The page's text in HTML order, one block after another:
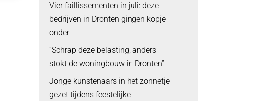
Vier faillissementen in juli: deze
bedrijven in Dronten gingen kopje
onder
“Schrap deze belasting, anders
stokt de woningbouw in Dronten”
Jonge kunstenaars in het zonnetje
gezet tijdens feestelijke